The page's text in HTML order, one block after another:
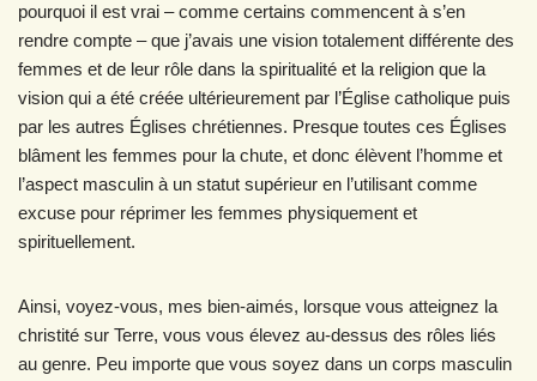
pourquoi il est vrai – comme certains commencent à s’en
rendre compte – que j’avais une vision totalement différente des
femmes et de leur rôle dans la spiritualité et la religion que la
vision qui a été créée ultérieurement par l’Église catholique puis
par les autres Églises chrétiennes. Presque toutes ces Églises
blâment les femmes pour la chute, et donc élèvent l’homme et
l’aspect masculin à un statut supérieur en l’utilisant comme
excuse pour réprimer les femmes physiquement et
spirituellement.
Ainsi, voyez-vous, mes bien-aimés, lorsque vous atteignez la
christité sur Terre, vous vous élevez au-dessus des rôles liés
au genre. Peu importe que vous soyez dans un corps masculin